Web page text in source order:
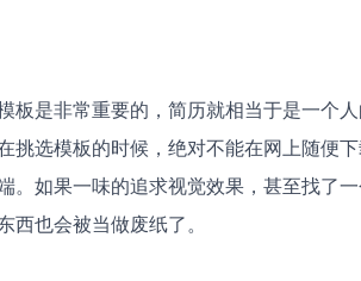
板是非常重要的，简历就相当于是一个
挑选模板的时候，绝对不能在网上随便
。如果一味的追求视觉效果，甚至找了
西也会被当做废纸了。